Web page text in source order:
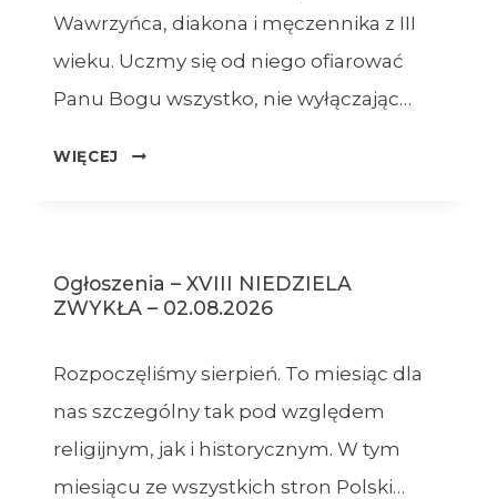
Wawrzyńca, diakona i męczennika z III
wieku. Uczmy się od niego ofiarować
Panu Bogu wszystko, nie wyłączając…
WIĘCEJ
OGŁOSZENIA
Ogłoszenia – XVIII NIEDZIELA
ZWYKŁA – 02.08.2026
Rozpoczęliśmy sierpień. To miesiąc dla
nas szczególny tak pod względem
religijnym, jak i historycznym. W tym
miesiącu ze wszystkich stron Polski…